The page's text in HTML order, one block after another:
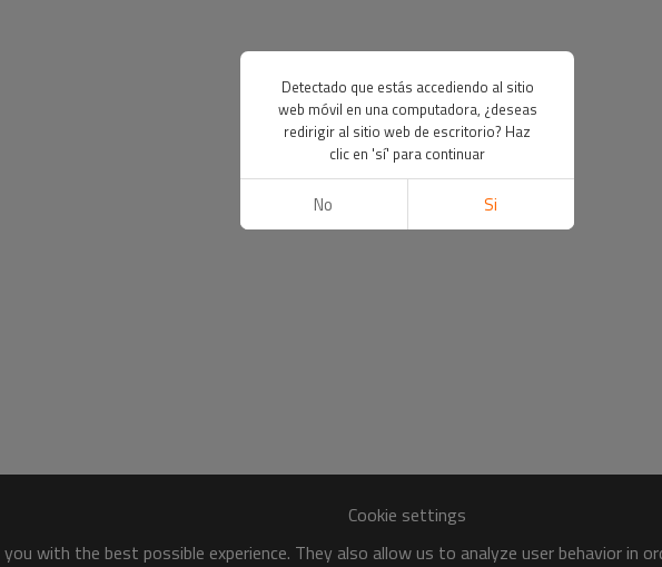
Cookie settings
with the best possible experience. They also allow us to analyze user behavior in
Detectado que estás accediendo al sitio
web móvil en una computadora, ¿deseas
redirigir al sitio web de escritorio? Haz
clic en 'sí' para continuar
No Si